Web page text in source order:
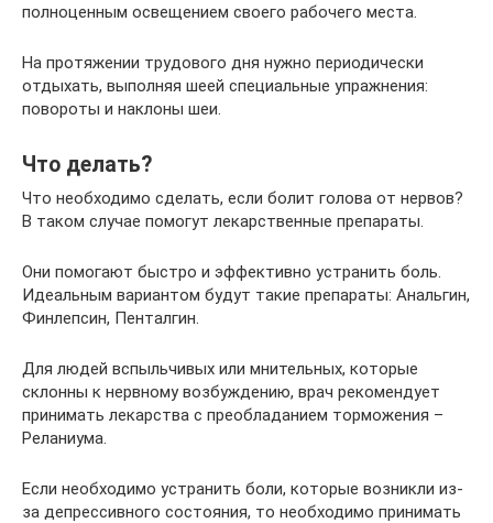
полноценным освещением своего рабочего места.
На протяжении трудового дня нужно периодически
отдыхать, выполняя шеей специальные упражнения:
повороты и наклоны шеи.
Что делать?
Что необходимо сделать, если болит голова от нервов?
В таком случае помогут лекарственные препараты.
Они помогают быстро и эффективно устранить боль.
Идеальным вариантом будут такие препараты: Анальгин,
Финлепсин, Пенталгин.
Для людей вспыльчивых или мнительных, которые
склонны к нервному возбуждению, врач рекомендует
принимать лекарства с преобладанием торможения –
Реланиума.
Если необходимо устранить боли, которые возникли из-
за депрессивного состояния, то необходимо принимать